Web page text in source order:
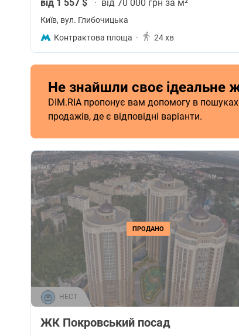
від 1 557 $ · від 70 000 грн за м²
Київ, вул. Глибочицька
Контрактова площа · 24 хв
Не знайшли своє ідеальне
DIM.RIA пропонує вам допомогу в
продажів, де є відповідні варіанти.
ПРОДАНО
НЕСТ
ЖК Покровський посад